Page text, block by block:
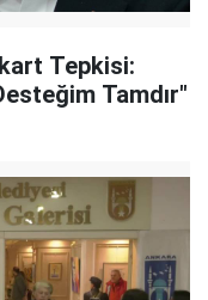
Tepkisi:
Tamdır"